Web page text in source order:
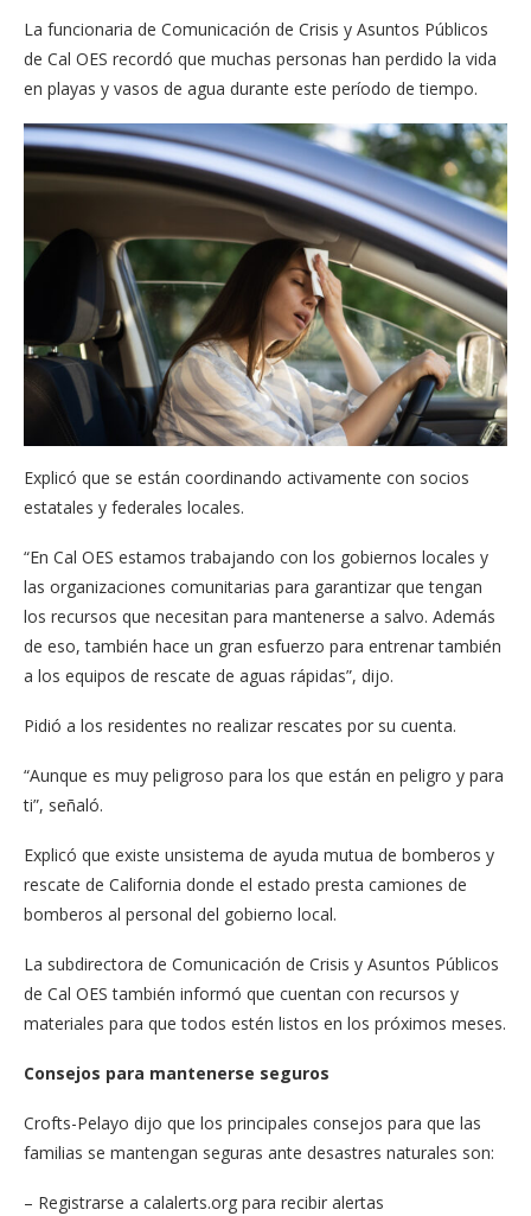
La funcionaria de Comunicación de Crisis y Asuntos Públicos
de Cal OES recordó que muchas personas han perdido la vida
en playas y vasos de agua durante este período de tiempo.
Explicó que se están coordinando activamente con socios
estatales y federales locales.
“En Cal OES estamos trabajando con los gobiernos locales y
las organizaciones comunitarias para garantizar que tengan
los recursos que necesitan para mantenerse a salvo. Además
de eso, también hace un gran esfuerzo para entrenar también
a los equipos de rescate de aguas rápidas”, dijo.
Pidió a los residentes no realizar rescates por su cuenta.
“Aunque es muy peligroso para los que están en peligro y para
ti”, señaló.
Explicó que existe unsistema de ayuda mutua de bomberos y
rescate de California donde el estado presta camiones de
bomberos al personal del gobierno local.
La subdirectora de Comunicación de Crisis y Asuntos Públicos
de Cal OES también informó que cuentan con recursos y
materiales para que todos estén listos en los próximos meses.
Consejos para mantenerse seguros
Crofts-Pelayo dijo que los principales consejos para que las
familias se mantengan seguras ante desastres naturales son:
– Registrarse a calalerts.org para recibir alertas